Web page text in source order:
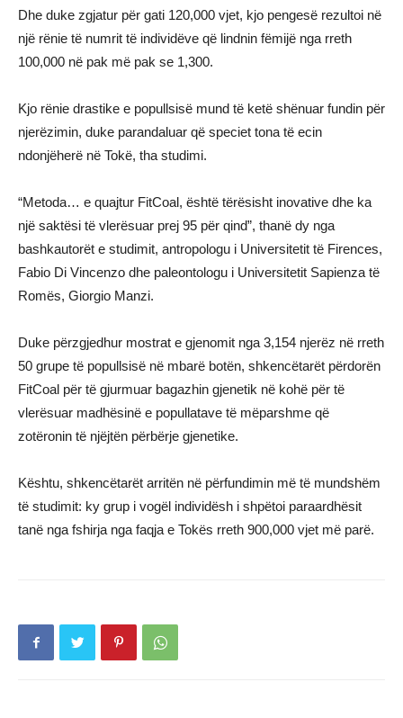
Dhe duke zgjatur për gati 120,000 vjet, kjo pengesë rezultoi në
një rënie të numrit të individëve që lindnin fëmijë nga rreth
100,000 në pak më pak se 1,300.
Kjo rënie drastike e popullsisë mund të ketë shënuar fundin për
njerëzimin, duke parandaluar që speciet tona të ecin
ndonjëherë në Tokë, tha studimi.
“Metoda… e quajtur FitCoal, është tërësisht inovative dhe ka
një saktësi të vlerësuar prej 95 për qind”, thanë dy nga
bashkautorët e studimit, antropologu i Universitetit të Firences,
Fabio Di Vincenzo dhe paleontologu i Universitetit Sapienza të
Romës, Giorgio Manzi.
Duke përzgjedhur mostrat e gjenomit nga 3,154 njerëz në rreth
50 grupe të popullsisë në mbarë botën, shkencëtarët përdorën
FitCoal për të gjurmuar bagazhin gjenetik në kohë për të
vlerësuar madhësinë e popullatave të mëparshme që
zotëronin të njëjtën përbërje gjenetike.
Kështu, shkencëtarët arritën në përfundimin më të mundshëm
të studimit: ky grup i vogël individësh i shpëtoi paraardhësit
tanë nga fshirja nga faqja e Tokës rreth 900,000 vjet më parë.